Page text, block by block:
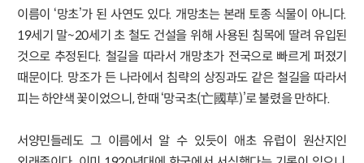
이름이 ‘망초’가 된 사연도 있다. 개망초는 본래 토종 식물이 아니다.
19세기 말~20세기 초 철도 건설을 위해 사용된 침목에 딸려 유입된
것으로 추정된다. 철길을 따라서 개망초가 전국으로 빠르게 퍼졌기
때문이다. 망조가 든 나라에서 침략의 상징과도 같은 철길을 따라서
피는 하얀색 꽃이었으니, 한때 ‘망국초(亡國草)’로 불렸을 만하다.
서양민들레도 그 이름에서 알 수 있듯이 애초 유럽이 원산지인